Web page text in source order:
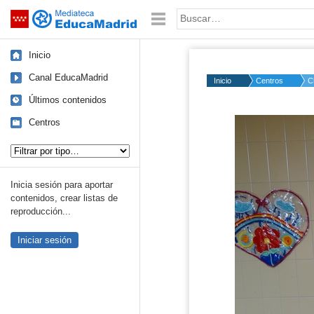
Saltar navegación Palabra o frase:
Inicio
Canal EducaMadrid
Últimos contenidos
Centros
Inicia sesión para aportar
contenidos, crear listas de
reproducción...
Iniciar sesión
Inicio Centros